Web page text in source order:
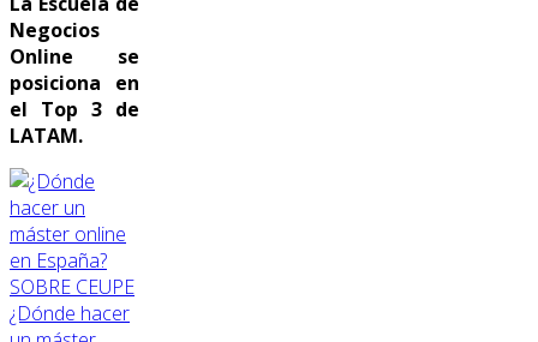
Negocios
Online se
posiciona en
el Top 3 de
LATAM.
SOBRE CEUPE
¿Dónde hacer